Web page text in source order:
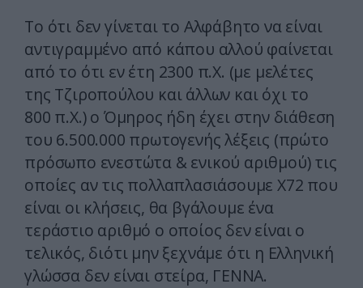
Το ότι δεν γίνεται το Αλφάβητο να είναι
αντιγραμμένο από κάπου αλλού φαίνεται
από το ότι εν έτη 2300 π.Χ. (με μελέτες
της Τζιροπούλου και άλλων και όχι το
800 π.Χ.) ο Όμηρος ήδη έχει στην διάθεση
του 6.500.000 πρωτογενής λέξεις (πρώτο
πρόσωπο ενεστώτα & ενικού αριθμού) τις
οποίες αν τις πολλαπλασιάσουμε Χ72 που
είναι οι κλήσεις, θα βγάλουμε ένα
τεράστιο αριθμό ο οποίος δεν είναι ο
τελικός, διότι μην ξεχνάμε ότι η Ελληνική
γλώσσα δεν είναι στείρα, ΓΕΝΝΑ.